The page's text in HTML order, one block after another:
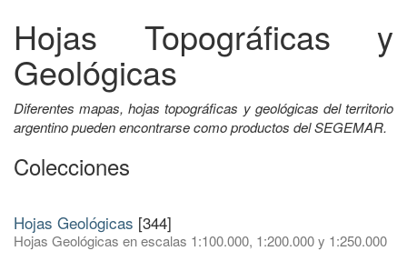
Hojas Topográficas y
Geológicas
Diferentes mapas, hojas topográficas y geológicas del territorio
argentino pueden encontrarse como productos del SEGEMAR.
Colecciones
Hojas Geológicas [344]
Hojas Geológicas en escalas 1:100.000, 1:200.000 y 1:250.000